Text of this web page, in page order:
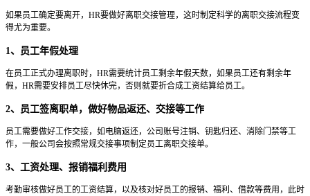
如果员工确定要离开，HR要做好离职交接管理，这时制定科学的离职交接流程变
得尤为重要。
1、员工年假处理
在员工正式办理离职时，HR需要统计员工剩余年假天数，如果员工还有剩余年
假，HR需要安排员工尽快休完，否则就要折合成工资结算给员工。
2、员工签离职单，做好物品返还、交接等工作
员工需要做好工作交接，如电脑返还，公司账号注销、钥匙归还、消除门禁等工
作，一般公司会按照常规交接事项制定员工离职交接单。
3、工资处理、报销福利费用
考勤审核做好员工的工资结算，以及核对好员工的报销、福利、借款等费用，此时